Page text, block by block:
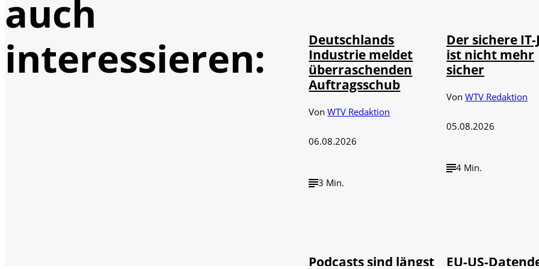
auch
interessieren:
Deutschlands
Industrie meldet
überraschenden
Auftragsschub
VonWTV Redaktion
06.08.2026
3 Min.
Der sichere IT-
ist nicht mehr
sicher
VonWTV Redaktion
05.08.2026
4 Min.
Podcasts sind längst
EU-US-